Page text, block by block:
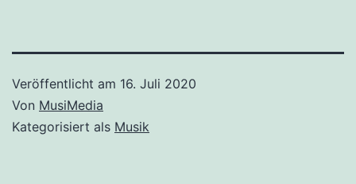
Veröffentlicht am 16. Juli 2020
Von MusiMedia
Kategorisiert als Musik